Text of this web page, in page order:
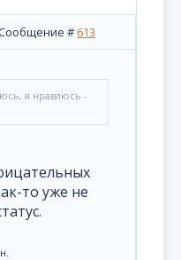
Сообщение #613
я нравлюсь -
то уже не